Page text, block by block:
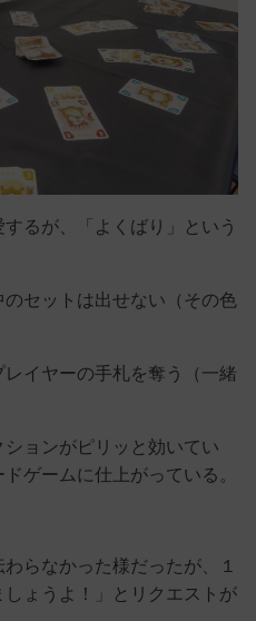
るが、「よくばり」という
のセットは出せない（その色
レイヤーの手札を奪う（一緒
ョンがピリッと効いてい
ゲームに仕上がっている。
らなかった様だったが、１
ょうよ！」とリクエストが